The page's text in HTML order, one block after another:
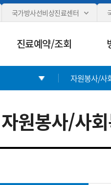
본문으로 가기
주메뉴로 가기
카피라이트로
국가방사선비상진료센터
진료예약/조회
자원봉사/사
자원봉사/사